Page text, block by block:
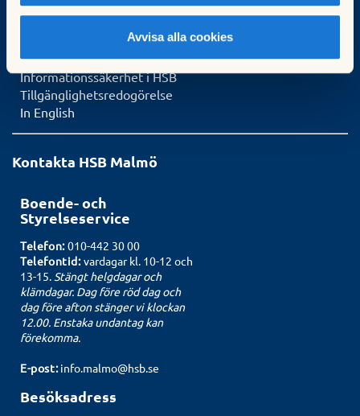
Avvisa alla cookies
Vår webbplats
Vår personuppgiftspolicy
Om personuppgifter i HSB
Informationssäkerhet i HSB
Tillgänglighetsredogörelse
In English
Kontakta HSB Malmö
Boende- och
Styrelseservice
Telefon:010-442 30 00
Telefontid:vardagar kl. 10-12 och
13-15. Stängt helgdagar och
klämdagar. Dag före röd dag och
dag före afton stänger vi klockan
12.00. Enstaka undantag kan
förekomma.
E-post: info.malmo@hsb.se
Besöksadress